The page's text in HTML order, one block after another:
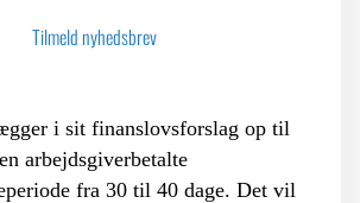
Tilmeld nyhedsbrev
i sit finanslovsforslag op til
arbejdsgiverbetalte
fra 30 til 40 dage. Det vil